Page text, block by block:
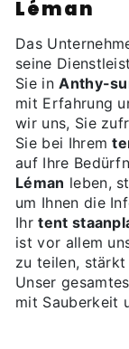
Léman
Das
seine
Sie inAnthy-
mit Erfahrung
wir uns, Sie
Sie bei Ihrem
auf Ihre
Léman leben,
um Ihnen die
Ihrtent
ist vor allem
zu teilen,
Unser
mit Sauberkeit